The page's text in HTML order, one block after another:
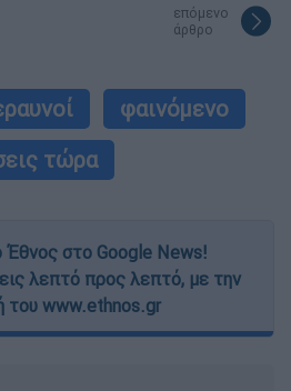
επόμενο
άρθρο
φαινόμενο
τώρα
στο Google News!
λεπτό προς λεπτό, με την
του www.ethnos.gr